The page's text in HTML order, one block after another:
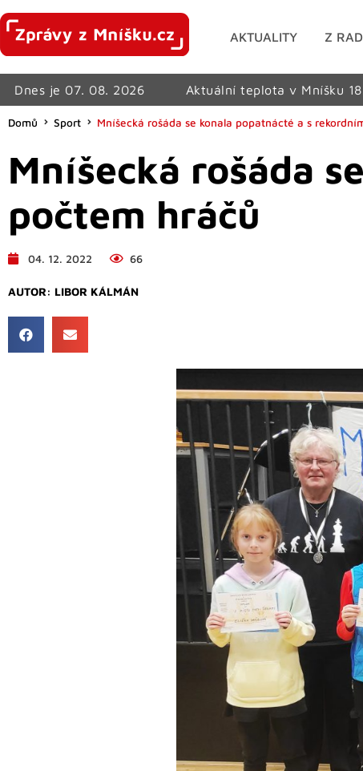
AKTUALITY Z
Dnes je 07. 08. 2026 Aktuální teplota v Mníšku
Domů Sport Mníšecká rošáda se konala popatnácté a s
Mníšecká rošáda
počtem hráčů
04. 12. 2022 66
AUTOR: LIBOR KÁLMÁN